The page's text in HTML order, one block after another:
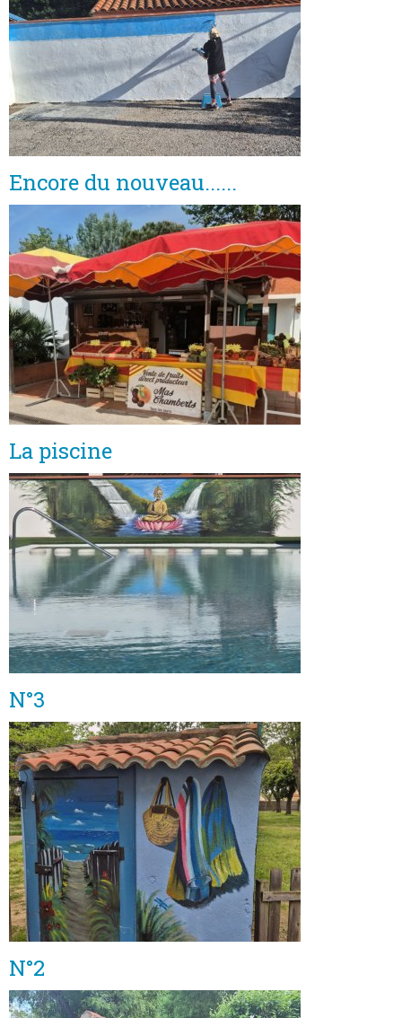
Encore du nouveau......
La piscine
N°3
N°2